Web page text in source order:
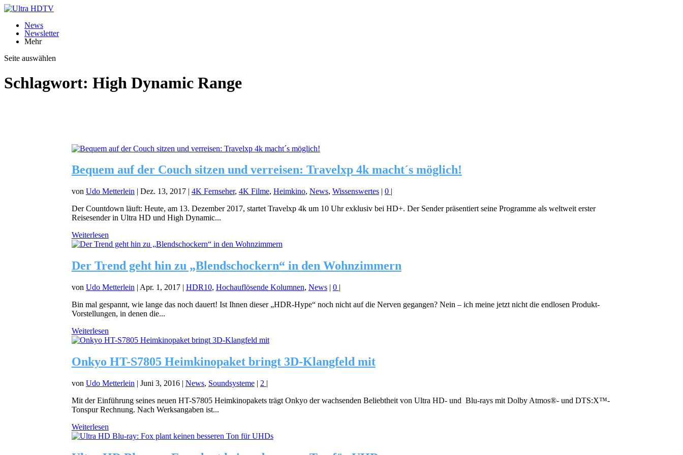
News
Newsletter
Mehr
Seite auswählen
Schlagwort: High Dynamic Range
Bequem auf der Couch sitzen und verreisen: Travelxp 4k macht´s möglich!
von Udo Metterlein | Dez. 13, 2017| 4K Fernseher, 4K Filme, Heimkino, News, Wissenswertes| 0 |
Der Countdown läuft: Heute, am 13. Dezember 2017, startet Travelxp 4k um 10 Uhr exklusiv bei HD+. Der Sender präsentiert seine Programme als weltweit erster
Reisesender in Ultra HD und High Dynamic...
Weiterlesen
Der Trend geht hin zu „Blendschockern“ in den Wohnzimmern
von Udo Metterlein | Apr. 1, 2017| HDR10, Hochauflösende Kolumnen, News| 0 |
Bin mal gespannt, wie lange das noch dauert! Ist Ihnen dieser „HDR-Hype“ noch nicht auf die Nerven gegangen? Nein – ich meine jetzt nicht die endlosen Produkt-
Vorstellungen, in denen die...
Weiterlesen
Onkyo HT-S7805 Heimkinopaket bringt 3D-Klangfeld mit
von Udo Metterlein | Juni 3, 2016| News, Soundsysteme| 2 |
Mit der Einführung seines neuen HT-S7805 Heimkinopakets trägt Onkyo der wachsenden Beliebtheit von Ultra HD- und Blu-rays mit Dolby Atmos®- und DTS:X™-
Tonspur Rechnung. Nach Werksangaben ist...
Weiterlesen